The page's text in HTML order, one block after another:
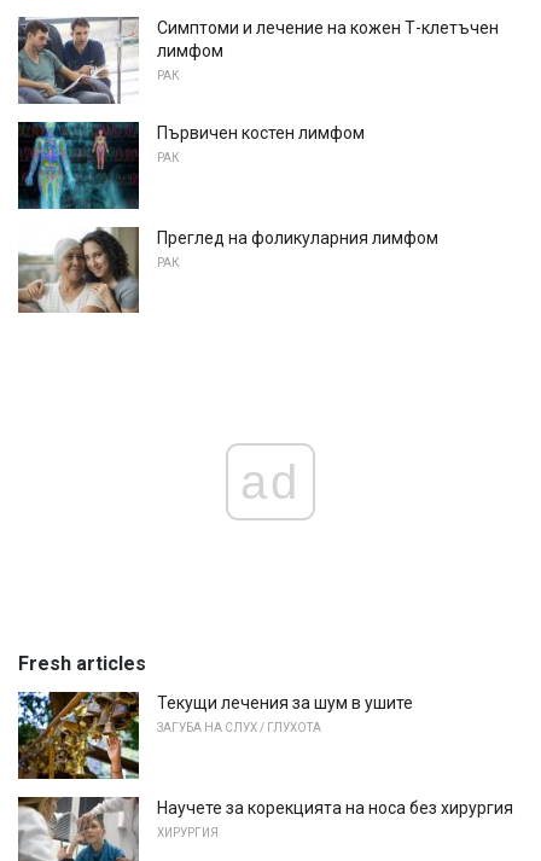
Симптоми и лечение на кожен Т-клетъчен
лимфом
РАК
Първичен костен лимфом
РАК
Преглед на фоликуларния лимфом
РАК
ad
Fresh articles
Текущи лечения за шум в ушите
ЗАГУБА НА СЛУХ / ГЛУХОТА
Научете за корекцията на носа без хирургия
ХИРУРГИЯ